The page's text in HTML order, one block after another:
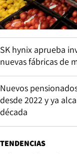
SK hynix aprueba
nuevas fábricas de
Nuevos
desde 2022 y ya
década
TENDENCIAS